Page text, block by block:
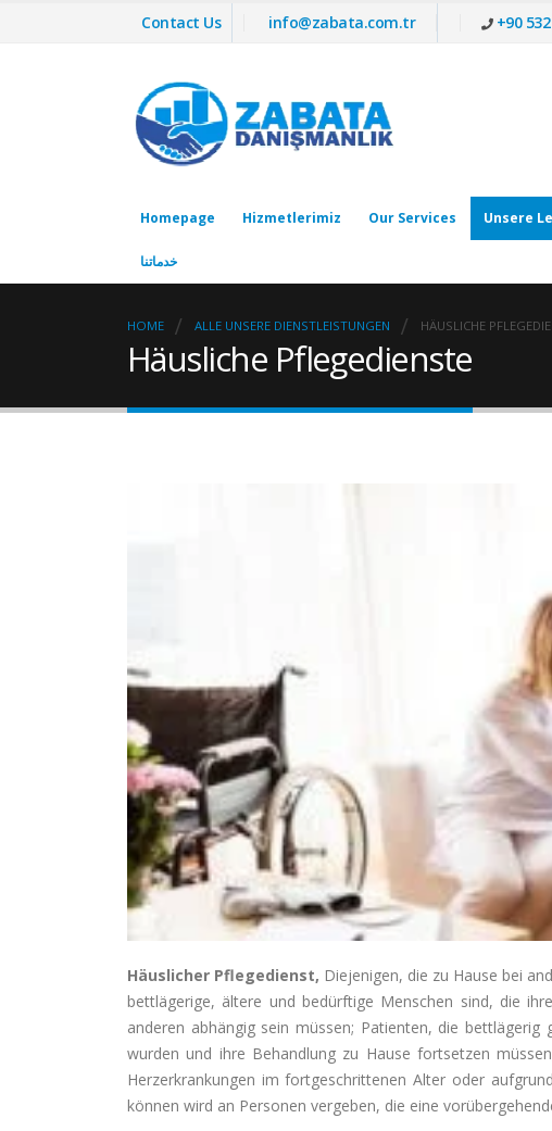
Contact Us info@zabata.com.tr +90
Homepage Hizmetlerimiz Our Services Unsere
خدماتنا
HOME ALLE UNSERE DIENSTLEISTUNGEN HÄUSLICHE
Häusliche Pflegedienste
Häuslicher Pflegedienst, Diejenigen, die zu Hause bei
bettlägerige, ältere und bedürftige Menschen sind, die
anderen abhängig sein müssen; Patienten, die
wurden und ihre Behandlung zu Hause fortsetzen
Herzerkrankungen im fortgeschrittenen Alter oder
können wird an Personen vergeben, die eine